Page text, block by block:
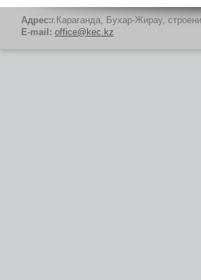
Адрес:г.Караганда, Бухар-Жирау,
E-mail: office@kec.kz